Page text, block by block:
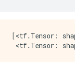
[<tf.Tensor: